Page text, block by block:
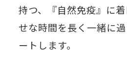
持つ、『自然免疫』に
せな時間を長く一緒に
ートします。